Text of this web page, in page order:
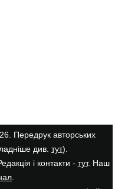
Передрук авторських
див. тут).
і контакти - тут. Наш
.